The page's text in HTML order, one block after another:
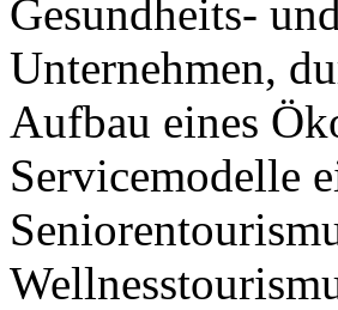
Gesundheits-
Unternehmen,
Aufbau eines
Servicemodelle